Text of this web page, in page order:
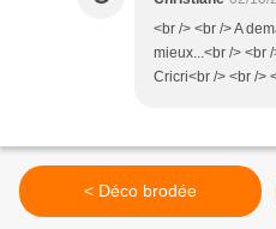
<br /> <br /> A
mieux...<br /> <br
Cricri<br /> <br />
< Déco brodée